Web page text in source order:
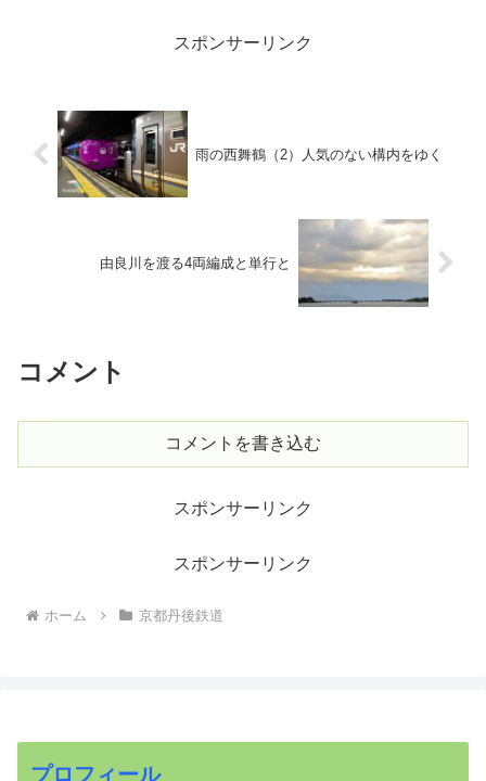
スポンサーリンク
雨の西舞鶴（2）人気のない構内をゆく
由良川を渡る4両編成と単行と
コメント
コメントを書き込む
スポンサーリンク
スポンサーリンク
ホーム 京都丹後鉄道
プロフィール